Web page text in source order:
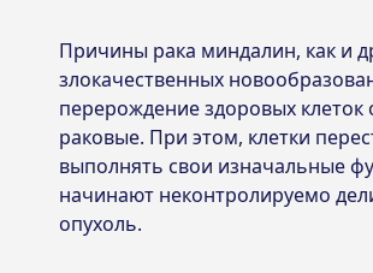
Причины рака миндалин, как и
злокачественных
перерождение здоровых клеток
раковые. При этом, клетки
выполнять свои изначальные
начинают неконтролируемо
опухоль.